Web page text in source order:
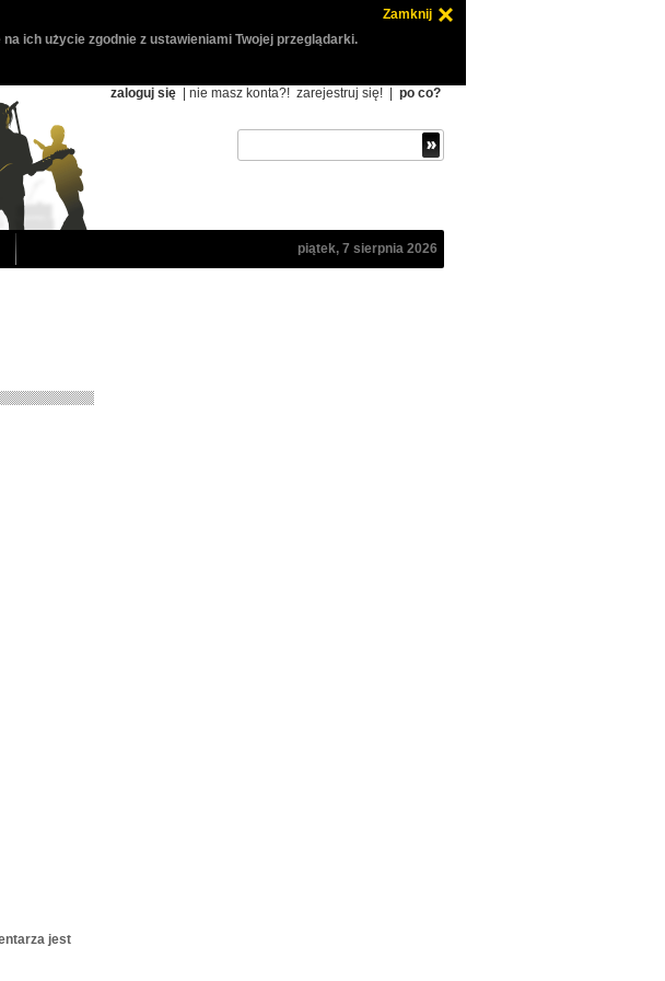
Zamknij
ich użycie zgodnie z ustawieniami Twojej przeglądarki.
zaloguj się | nie masz konta?! zarejestruj się! po co?
piątek, 7 sierpnia 2026
jest